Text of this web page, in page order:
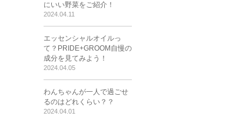
にいい野菜をご紹介！
2024.04.11
エッセンシャルオイルっ
て？PRIDE+GROOM自慢の
成分を見てみよう！
2024.04.05
わんちゃんが一人で過ごせ
るのはどれくらい？？
2024.04.01